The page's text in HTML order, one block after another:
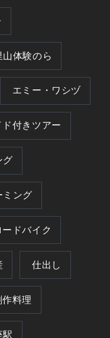
山体験のら
エミー・ワシヅ
ド付きツアー
グ
ミング
ードバイク
仕出し
作料理
駅